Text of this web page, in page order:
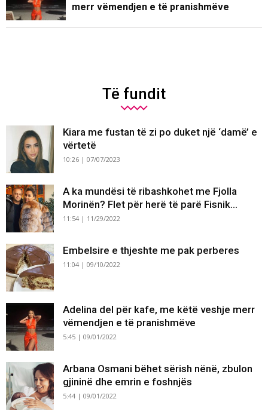
merr vëmendjen e të pranishmëve
Të fundit
Kiara me fustan të zi po duket një ‘damë’ e
vërtetë
10:26 | 07/07/2023
A ka mundësi të ribashkohet me Fjolla
Morinën? Flet për herë të parë Fisnik...
11:54 | 11/29/2022
Embelsire e thjeshte me pak perberes
11:04 | 09/10/2022
Adelina del për kafe, me këtë veshje merr
vëmendjen e të pranishmëve
5:45 | 09/01/2022
Arbana Osmani bëhet sërish nënë, zbulon
gjininë dhe emrin e foshnjës
5:44 | 09/01/2022